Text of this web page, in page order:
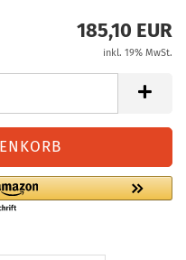
185,10 EUR
inkl. 19% MwSt.